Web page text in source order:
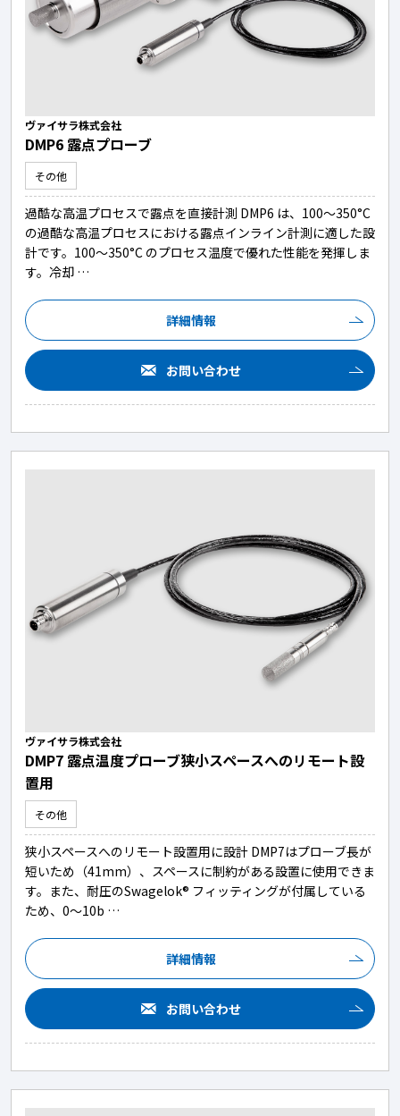
ヴァイサラ株式会社
DMP6 露点プローブ
その他
過酷な高温プロセスで露点を直接計測 DMP6 は、100～350°C
の過酷な高温プロセスにおける露点インライン計測に適した設
計です。100～350°C のプロセス温度で優れた性能を発揮しま
す。冷却 …
詳細情報
お問い合わせ
ヴァイサラ株式会社
DMP7 露点温度プローブ狭小スペースへのリモート設
置用
その他
狭小スペースへのリモート設置用に設計 DMP7はプローブ長が
短いため（41mm）、スペースに制約がある設置に使用できま
す。また、耐圧のSwagelok® フィッティングが付属している
ため、0～10b …
詳細情報
お問い合わせ